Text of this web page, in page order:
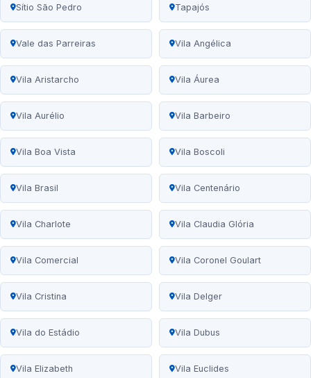
Sítio São Pedro Tapajós
Vale das Parreiras Vila Angélica
Vila Aristarcho Vila Áurea
Vila Aurélio Vila Barbeiro
Vila Boa Vista Vila Boscoli
Vila Brasil Vila Centenário
Vila Charlote Vila Claudia Glória
Vila Comercial Vila Coronel Goulart
Vila Cristina Vila Delger
Vila do Estádio Vila Dubus
Vila Elizabeth Vila Euclides